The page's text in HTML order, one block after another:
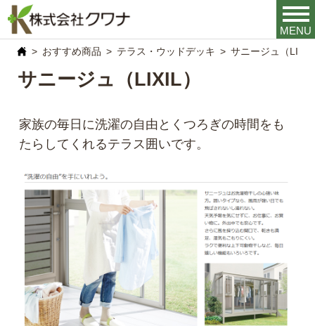
MENU
おすすめ商品 テラス・ウッドデッキ サニージュ（LIXIL
サニージュ（LIXIL）
家族の毎日に洗濯の自由とくつろぎの時間をも
たらしてくれるテラス囲いです。